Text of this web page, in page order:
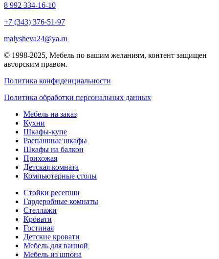
8 992 334-16-10
+7 (343) 376-51-97
malysheva24@ya.ru
© 1998-2025, Мебель по вашим желаниям, контент защищен
авторским правом.
Политика конфиденциальности
Политика обработки персональных данных
Мебель на заказ
Кухни
Шкафы-купе
Распашные шкафы
Шкафы на балкон
Прихожая
Детская комната
Компьютерные столы
Стойки ресепшн
Гардеробные комнаты
Стеллажи
Кровати
Гостиная
Детские кровати
Мебель для ванной
Мебель из шпона